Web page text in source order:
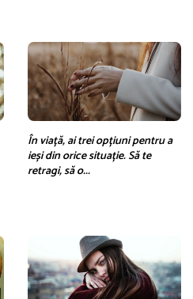
În viață, ai trei opțiuni pentru a
ieși din orice situație. Să te
retragi, să o...